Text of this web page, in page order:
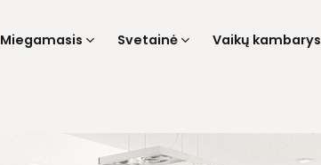
Miegamasis Svetainė Vaikų kambarys